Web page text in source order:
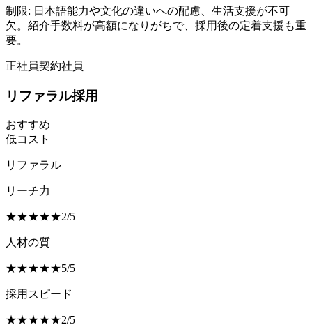
制限: 日本語能力や文化の違いへの配慮、生活支援が不可
欠。紹介手数料が高額になりがちで、採用後の定着支援も重
要。
正社員契約社員
リファラル採用
おすすめ
低コスト
リファラル
リーチ力
★★★★★2/5
人材の質
★★★★★5/5
採用スピード
★★★★★2/5